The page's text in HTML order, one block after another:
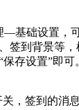
—基础设置，
签到背景等
存设置”即可
关，签到的消